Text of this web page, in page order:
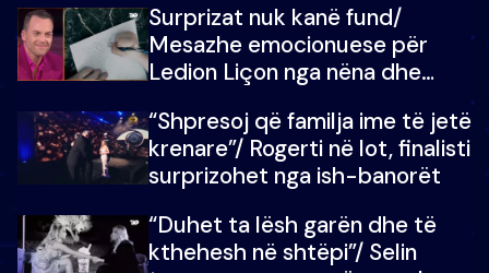
mungojë zilja e mëngjesit kur…
Surprizat nuk kanë fund/
Mesazhe emocionuese për
Ledion Liçon nga nëna dhe
mban dot lotët: Nuk meritoj…
“Shpresoj që familja ime të jetë
krenare”/ Rogerti në lot, finalisti
surprizohet nga ish-banorët
“Duhet ta lësh garën dhe të
kthehesh në shtëpi”/ Selin